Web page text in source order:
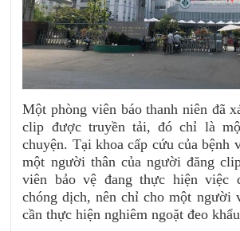
Một phòng viên báo thanh niên đã
clip được truyền tải, đó chỉ là
chuyện. Tại khoa cấp cứu của bệnh
một người thân của người đăng
viên bảo vệ đang thực hiện việc
chóng dịch, nên chỉ cho một người
cần thực hiện nghiêm ngoặt đeo